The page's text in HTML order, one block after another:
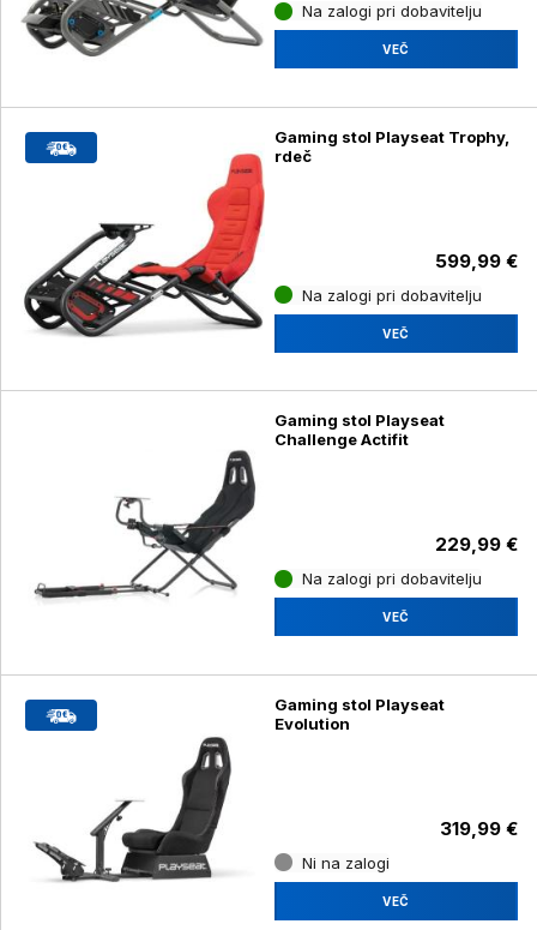
Na zalogi pri dobavitelju
VEČ
Gaming stol Playseat Trophy,
rdeč
599,99 €
Na zalogi pri dobavitelju
VEČ
Gaming stol Playseat
Challenge Actifit
229,99 €
Na zalogi pri dobavitelju
VEČ
Gaming stol Playseat
Evolution
319,99 €
Ni na zalogi
VEČ